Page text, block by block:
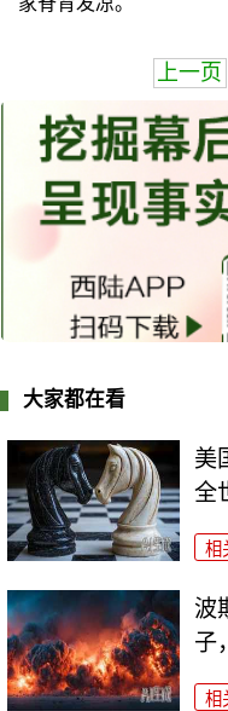
上一页
大家都在看
美
全
相
波
子
相